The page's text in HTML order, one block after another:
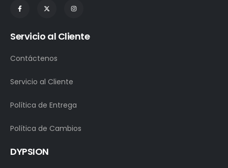
Servicio al Cliente
Contáctenos
Servicio al Cliente
Política de Entrega
Política de Cambios
DYPSION